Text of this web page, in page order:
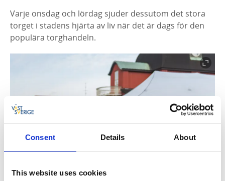
Consent Details About
This website uses cookies
Varje onsdag och lördag sjuder dessutom det stora
torget i stadens hjärta av liv när det är dags för den
populära torghandeln.